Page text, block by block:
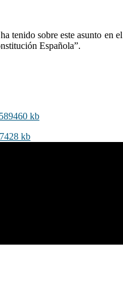
tenido sobre este asunto en
Española”.
kb
kb